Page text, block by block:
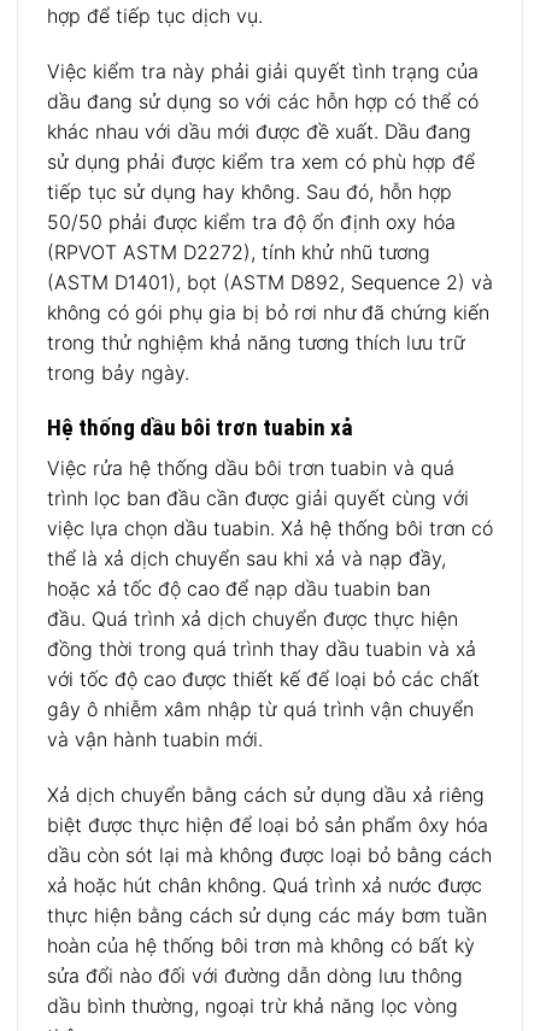
hợp để tiếp tục dịch vụ.
Việc kiểm tra này phải giải quyết tình trạng của
dầu đang sử dụng so với các hỗn hợp có thể có
khác nhau với dầu mới được đề xuất. Dầu đang
sử dụng phải được kiểm tra xem có phù hợp để
tiếp tục sử dụng hay không. Sau đó, hỗn hợp
50/50 phải được kiểm tra độ ổn định oxy hóa
(RPVOT ASTM D2272), tính khử nhũ tương
(ASTM D1401), bọt (ASTM D892, Sequence 2) và
không có gói phụ gia bị bỏ rơi như đã chứng kiến
​​trong thử nghiệm khả năng tương thích lưu trữ
trong bảy ngày.
Hệ thống dầu bôi trơn tuabin xả
Việc rửa hệ thống dầu bôi trơn tuabin và quá
trình lọc ban đầu cần được giải quyết cùng với
việc lựa chọn dầu tuabin. Xả hệ thống bôi trơn có
thể là xả dịch chuyển sau khi xả và nạp đầy,
hoặc xả tốc độ cao để nạp dầu tuabin ban
đầu. Quá trình xả dịch chuyển được thực hiện
đồng thời trong quá trình thay dầu tuabin và xả
với tốc độ cao được thiết kế để loại bỏ các chất
gây ô nhiễm xâm nhập từ quá trình vận chuyển
và vận hành tuabin mới.
Xả dịch chuyển bằng cách sử dụng dầu xả riêng
biệt được thực hiện để loại bỏ sản phẩm ôxy hóa
dầu còn sót lại mà không được loại bỏ bằng cách
xả hoặc hút chân không. Quá trình xả nước được
thực hiện bằng cách sử dụng các máy bơm tuần
hoàn của hệ thống bôi trơn mà không có bất kỳ
sửa đổi nào đối với đường dẫn dòng lưu thông
dầu bình thường, ngoại trừ khả năng lọc vòng